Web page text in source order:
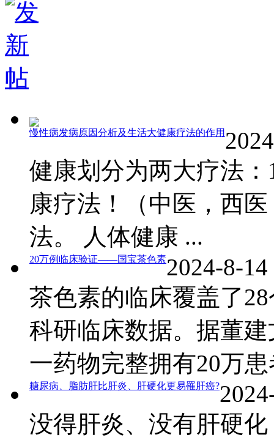
慢性病发病原因分析及生活大健康疗法的作用
健康划分为两大疗法
康疗法！（中医，西
法。 人体健康 ...
20万例临床验证——国宝茶色素2024-8-
茶色素的临床覆盖了
科研临床数据。据董
一药物完整拥有20万
糖尿病、脂肪肝比肝炎、肝硬化更易罹肝癌?
没得肝炎、没有肝硬